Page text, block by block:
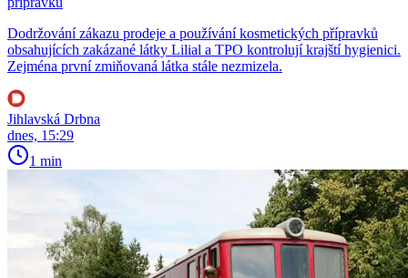
Dodržování zákazu prodeje a používání kosmetických přípravků
obsahujících zakázané látky Lilial a TPO kontrolují krajští hygienici.
Zejména první zmiňovaná látka stále nezmizela.
Jihlavská Drbna
dnes, 15:29
1 min